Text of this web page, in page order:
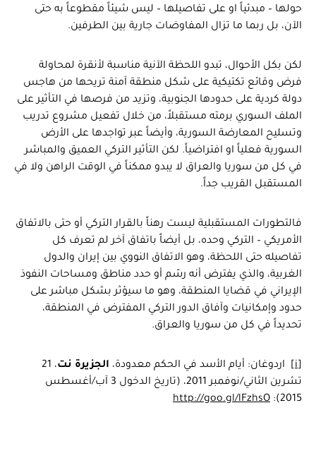
حولها – مبدئياً او على تفاصيلها – ليس شيئاً مقطوعاً به حتى
الآن، بل ربما ما تزال المفاوضات جارية بين الطرفين.
لكن بكل الأحوال، تبدو اللحظة الآنية مناسبة لأنقرة لمحاولة
فرض وقائع تكتيكية على شكل منطقة آمنة تريحها من هاجس
دولة كردية على حدودها الجنوبية، وتزيد من فرصها في التأثير على
الملف السوري برمته مستقبلاً، من خلال تفعيل مشروع تدريب
وتسليح المعارضة السورية، وأيضاً عبر تواجدها على الأرض
السورية فعلياً او افتراضياً. لكن التأثير التركي العميق والمباشر
في كل من سوريا والعراق لا يبدو ممكناً في الوقت الراهن ولا في
المستقبل القريب جداً.
فالتطورات المستقبلية ليست رهناً بالقرار التركي أو حتى بالاتفاق
الأمريكي – التركي وحده، بل أيضاً باتفاق آخر لم تعرف كل
تفاصيله حتى اللحظة، وهو الاتفاق النووي بين إيران والدول
الغربية، والذي يفترض أنه رسّم أو حدد مناطق ومساحات النفوذ
الإيراني في قضايا المنطقة، وهو ما سيؤثر بشكل مباشر على
حدود وإمكانيات وآفاق الدور التركي المفترض في المنطقة،
تحديداً في كل من سوريا والعراق.
[i] اردوغان: أيام الأسد في الحكم معدودة، الجزيرة نت
، 21
تشرين الثاني/نوفمبر 2011، (تاريخ الدخول 3 آب/أغسطس
2015):
http://goo.gl/lFzhsO